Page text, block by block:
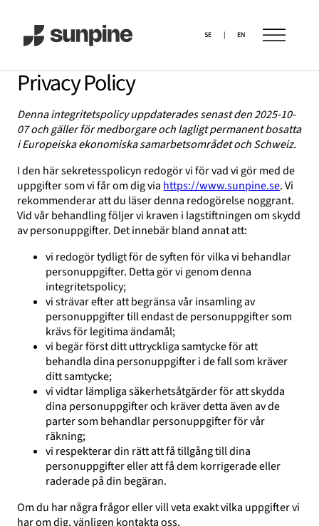
SE | EN
Privacy Policy
Denna integritetspolicy uppdaterades senast den 2025-10-
07 och gäller för medborgare och lagligt permanent bosatta
i Europeiska ekonomiska samarbetsområdet och Schweiz.
I den här sekretesspolicyn redogör vi för vad vi gör med de
uppgifter som vi får om dig via https://www.sunpine.se. Vi
rekommenderar att du läser denna redogörelse noggrant.
Vid vår behandling följer vi kraven i lagstiftningen om skydd
av personuppgifter. Det innebär bland annat att:
vi redogör tydligt för de syften för vilka vi behandlar
personuppgifter. Detta gör vi genom denna
integritetspolicy;
vi strävar efter att begränsa vår insamling av
personuppgifter till endast de personuppgifter som
krävs för legitima ändamål;
vi begär först ditt uttryckliga samtycke för att
behandla dina personuppgifter i de fall som kräver
ditt samtycke;
vi vidtar lämpliga säkerhetsåtgärder för att skydda
dina personuppgifter och kräver detta även av de
parter som behandlar personuppgifter för vår
räkning;
vi respekterar din rätt att få tillgång till dina
personuppgifter eller att få dem korrigerade eller
raderade på din begäran.
Om du har några frågor eller vill veta exakt vilka uppgifter vi
har om dig, vänligen kontakta oss.